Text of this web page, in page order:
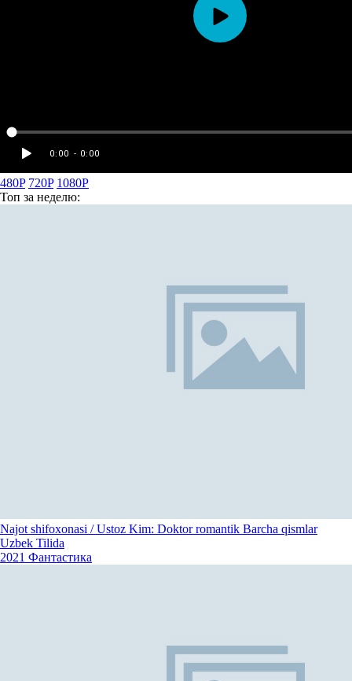
480P 720P 1080P
Топ за неделю:
Najot shifoxonasi / Ustoz Kim: Doktor romantik Barcha qismlar
Uzbek Tilida
2021 Фантастика